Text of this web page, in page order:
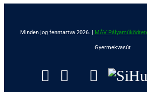
Minden jog fenntartva 2026. | MÁV
Gyermekvasút
Facebook
Instagram